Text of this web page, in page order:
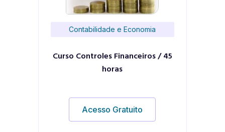
Contabilidade e Economia
Curso Controles Financeiros / 45
horas
Acesso Gratuito